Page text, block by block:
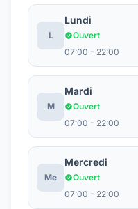
L
Lundi
Ouvert
07:00 - 22:00
M
Mardi
Ouvert
07:00 - 22:00
Me
Mercredi
Ouvert
07:00 - 22:00